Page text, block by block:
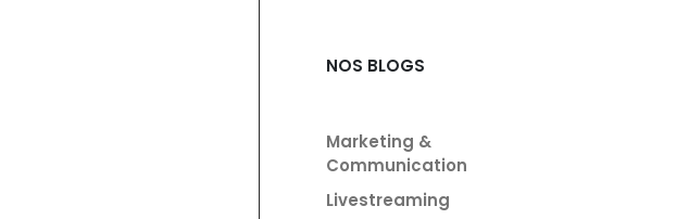
NOS BLOGS
Marketing &
Communication
Livestreaming